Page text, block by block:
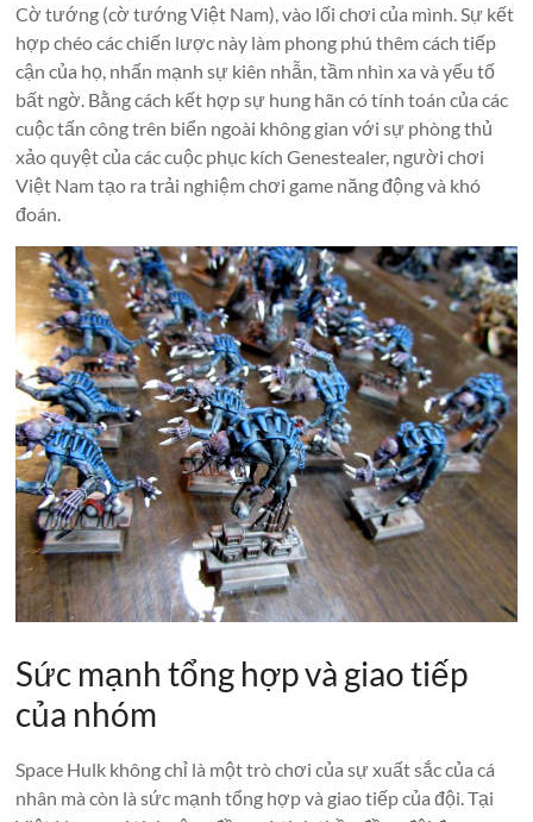
Cờ tướng (cờ tướng Việt Nam), vào lối chơi của mình. Sự kết
hợp chéo các chiến lược này làm phong phú thêm cách tiếp
cận của họ, nhấn mạnh sự kiên nhẫn, tầm nhìn xa và yếu tố
bất ngờ. Bằng cách kết hợp sự hung hãn có tính toán của các
cuộc tấn công trên biển ngoài không gian với sự phòng thủ
xảo quyệt của các cuộc phục kích Genestealer, người chơi
Việt Nam tạo ra trải nghiệm chơi game năng động và khó
đoán.
Sức mạnh tổng hợp và giao tiếp
của nhóm
Space Hulk không chỉ là một trò chơi của sự xuất sắc của cá
nhân mà còn là sức mạnh tổng hợp và giao tiếp của đội. Tại